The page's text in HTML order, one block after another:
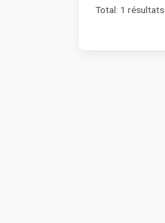
Total: 1 résultats